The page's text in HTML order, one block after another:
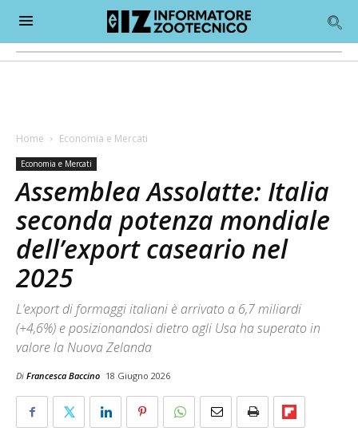
Home Economia e Mercati
Economia e Mercati
Assemblea Assolatte: Italia
seconda potenza mondiale
dell’export caseario nel
2025
L’export di formaggi italiani è arrivato a 6,7 miliardi
(+4,6%) e posizionandosi dietro agli Usa ha superato in
valore la Nuova Zelanda
Di Francesca Baccino 18 Giugno 2026